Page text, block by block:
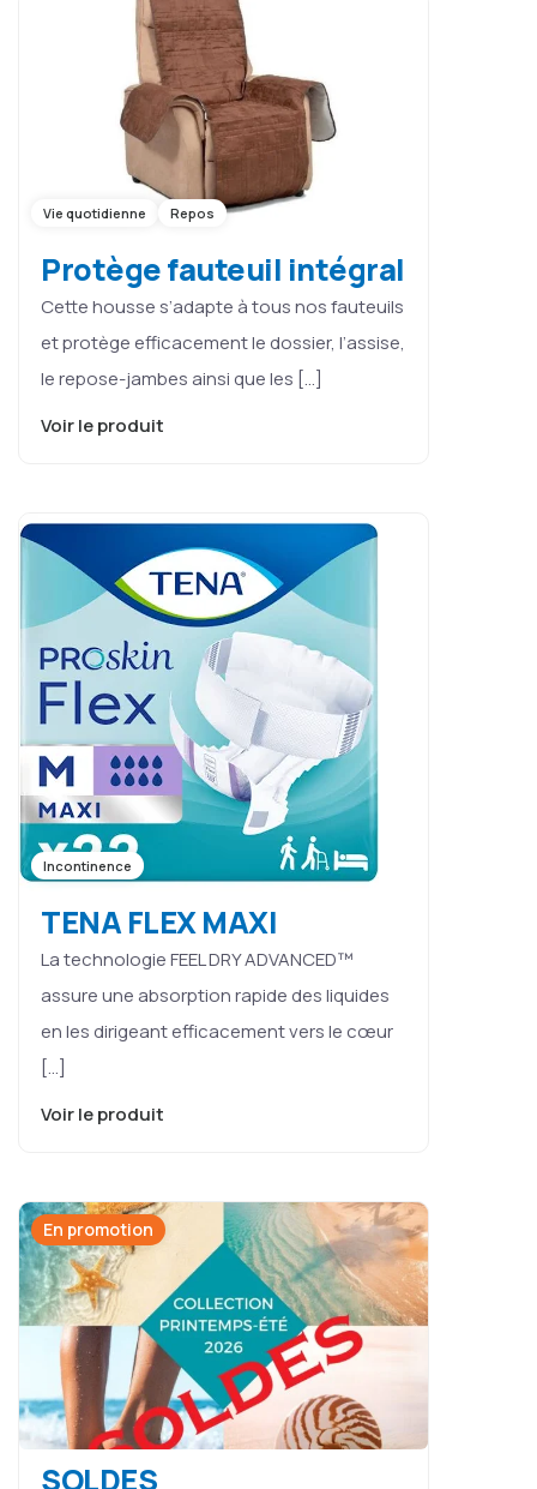
Vie quotidienne Repos
Protège fauteuil intégral
Cette housse s’adapte à tous nos fauteuils
et protège efficacement le dossier, l’assise,
le repose-jambes ainsi que les […]
Voir le produit
Incontinence
TENA FLEX MAXI
La technologie FEEL DRY ADVANCED™
assure une absorption rapide des liquides
en les dirigeant efficacement vers le cœur
[…]
Voir le produit
En promotion
SOLDES